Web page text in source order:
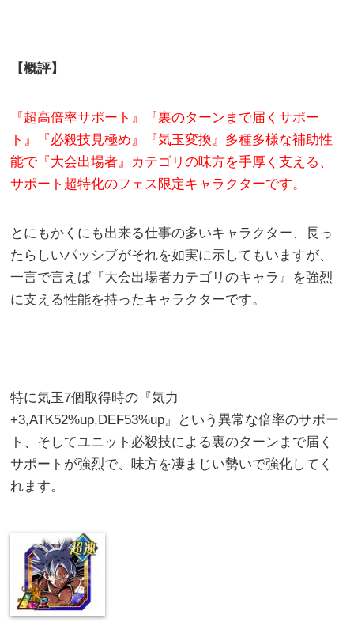
【概評】
『超高倍率サポート』『裏のターンまで届くサポー
ト』『必殺技見極め』『気玉変換』多種多様な補助性
能で『大会出場者』カテゴリの味方を手厚く支える、
サポート超特化のフェス限定キャラクターです。
とにもかくにも出来る仕事の多いキャラクター、長っ
たらしいパッシブがそれを如実に示してもいますが、
一言で言えば『大会出場者カテゴリのキャラ』を強烈
に支える性能を持ったキャラクターです。
特に気玉7個取得時の『気力
+3,ATK52%up,DEF53%up』という異常な倍率のサポー
ト、そしてユニット必殺技による裏のターンまで届く
サポートが強烈で、味方を凄まじい勢いで強化してく
れます。